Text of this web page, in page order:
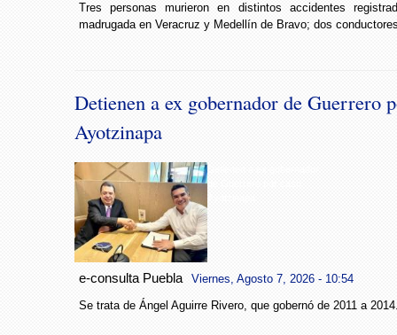
Tres personas murieron en distintos accidentes
madrugada en Veracruz y Medellín de Bravo; dos
Detienen a ex gobernador de Guerrero
Ayotzinapa
e-consulta Puebla Viernes, Agosto 7, 2026 - 10:54
Se trata de Ángel Aguirre Rivero, que gobernó de 2011 a